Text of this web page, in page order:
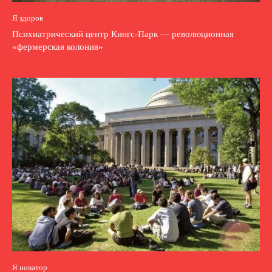
Я здоров
Психиатрический центр Кингс-Парк — революционная
«фермерская колония»
Я новатор